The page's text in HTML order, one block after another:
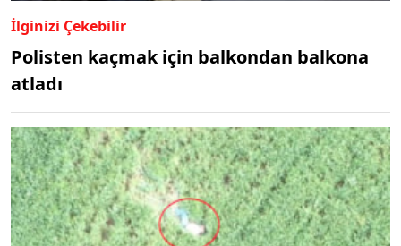
İlginizi Çekebilir
Polisten kaçmak için balkondan balkona
atladı